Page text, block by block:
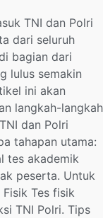
TNI dan Polri
dari seluruh
bagian dari
lulus semakin
ini akan
langkah-langkah
dan Polri
tahapan utama:
tes akademik
peserta. Untuk
Tes fisik
TNI Polri. Tips